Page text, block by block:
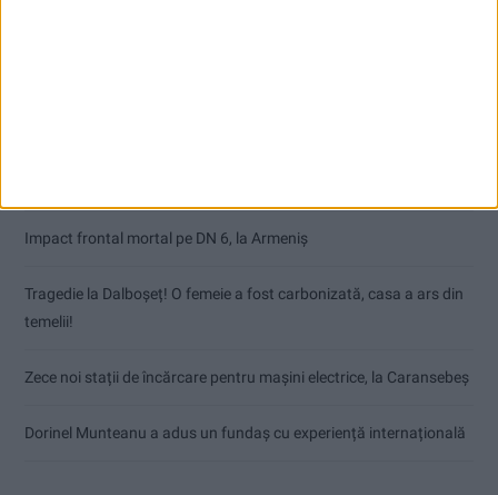
Impact frontal mortal pe DN 6, la Armeniș
Tragedie la Dalboşeț! O femeie a fost carbonizată, casa a ars din
temelii!
Zece noi stații de încărcare pentru mașini electrice, la Caransebeș
Dorinel Munteanu a adus un fundaș cu experiență internațională